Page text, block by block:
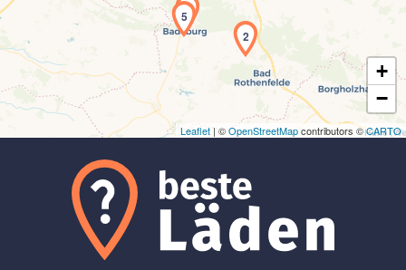
1
2
5
+
−
Leaflet | ©OpenStreetMapcontributors ©CARTO